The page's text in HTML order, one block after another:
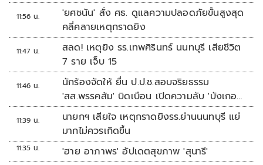
11:56 น.
'ยศชนัน' สั่ง ศธ. ดูแลความปลอดภัยขั้นสูงสุด
คลี่คลายเหตุกราดยิง
11:47 น.
สลด! เหตุยิง รร.เทพศิรินทร์ นนทบุรี เสียชีวิต
7 ราย เจ็บ 15
11:46 น.
นักร้องจัดให้ ยื่น ป.ป.ช.สอบจริยธรรม
'สส.พรรคส้ม' บิดเบือน เปิดความลับ 'บังเกอร์
ทหาร'
11:39 น.
นายกฯ เสียใจ เหตุกราดยิงรร.ย่านนนทบุรี แย่
มากไม่ควรเกิดขึ้น
11:35 น. 'ฮาย อาภาพร' อัปเดตสุขภาพ 'สุนารี'